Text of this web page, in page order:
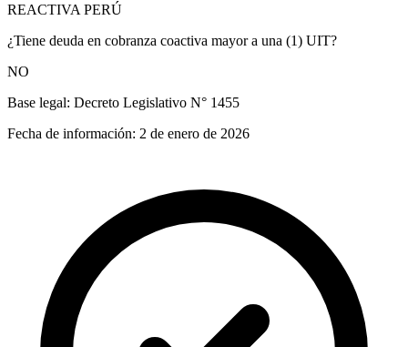
REACTIVA PERÚ
¿Tiene deuda en cobranza coactiva mayor a una (1) UIT?
NO
Base legal: Decreto Legislativo N° 1455
Fecha de información: 2 de enero de 2026